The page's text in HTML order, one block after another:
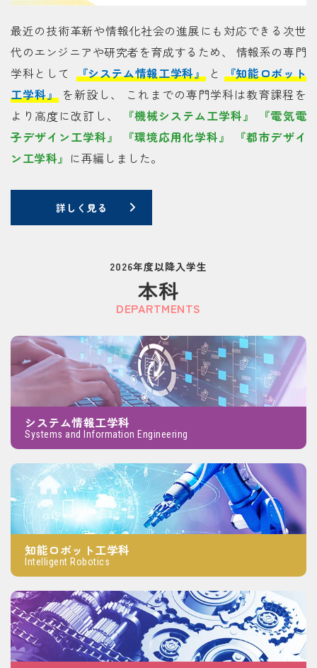
最近の技術革新や情報化社会の進展にも対応できる次世
代のエンジニアや研究者を育成するため、 情報系の専門
学科として 『システム情報工学科』と 『知能ロボット
工学科』 を新設し、 これまでの専門学科は教育課程を
より高度に改訂し、
『機械システム工学科』
『電気電
子デザイン工学科』
『環境応用化学科』
『都市デザイ
ン工学科』 に再編しました。
詳しく見る
2026年度以降入学生
本科
DEPARTMENTS
システム情報工学科
Systems and Information Engineering
知能ロボット工学科
Intelligent Robotics